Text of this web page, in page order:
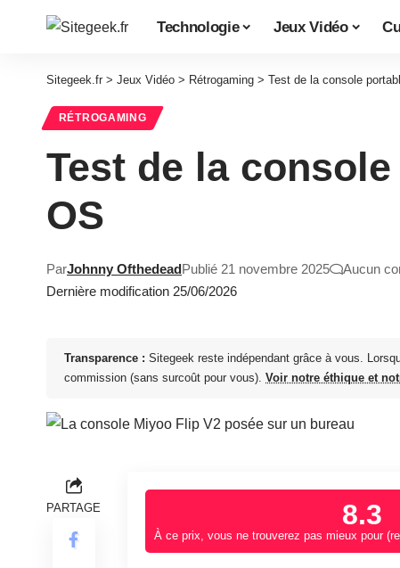
Technologie Jeux Vidéo
Sitegeek.fr > Jeux Vidéo > Rétrogaming > Test de la console
RÉTROGAMING
Test de la
OS
Dernière modification 25/06/2026
ParJohnny OfthedeadPublié 21 novembre 2025 Aucun
Transparence : Sitegeek reste indépendant grâce à vous.
commission (sans surcoût pour vous). Voir notre éthique et
PARTAGE 8.3
À ce prix, vous ne trouverez pas mieux pour